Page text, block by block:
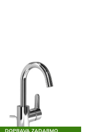
DOPRAVA ZADARMO